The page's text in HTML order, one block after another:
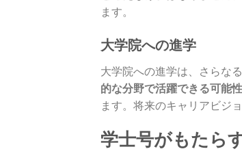
ます。
大学院への進学
大学院への進学は、さらな
的な分野で活躍できる可能
ます。将来のキャリアビジ
学士号がもたら